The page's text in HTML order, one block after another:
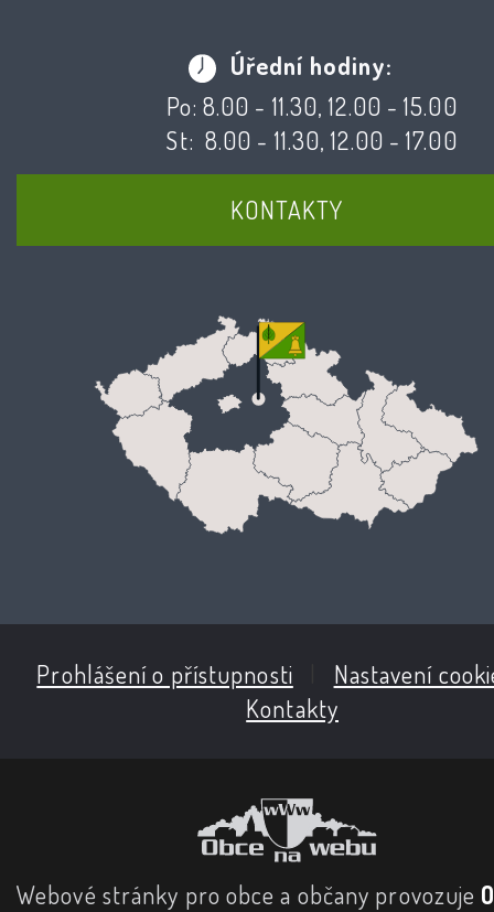
Úřední hodiny:
Po: 8.00 - 11.30, 12.00 - 15.00
St: 8.00 - 11.30, 12.00 - 17.00
KONTAKTY
Prohlášení o přístupnosti
Nastavení
Kontakty
Webové stránky pro obce a občany provozuje